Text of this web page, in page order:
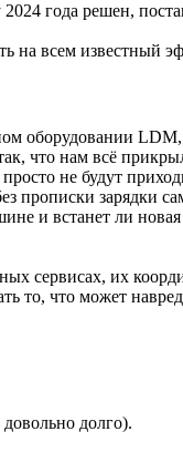
года решен,
на всем известный
оборудовании LDM,
что нам всё
не будут
прописки зарядки
и встанет ли
сервисах, их
то, что может
долго).